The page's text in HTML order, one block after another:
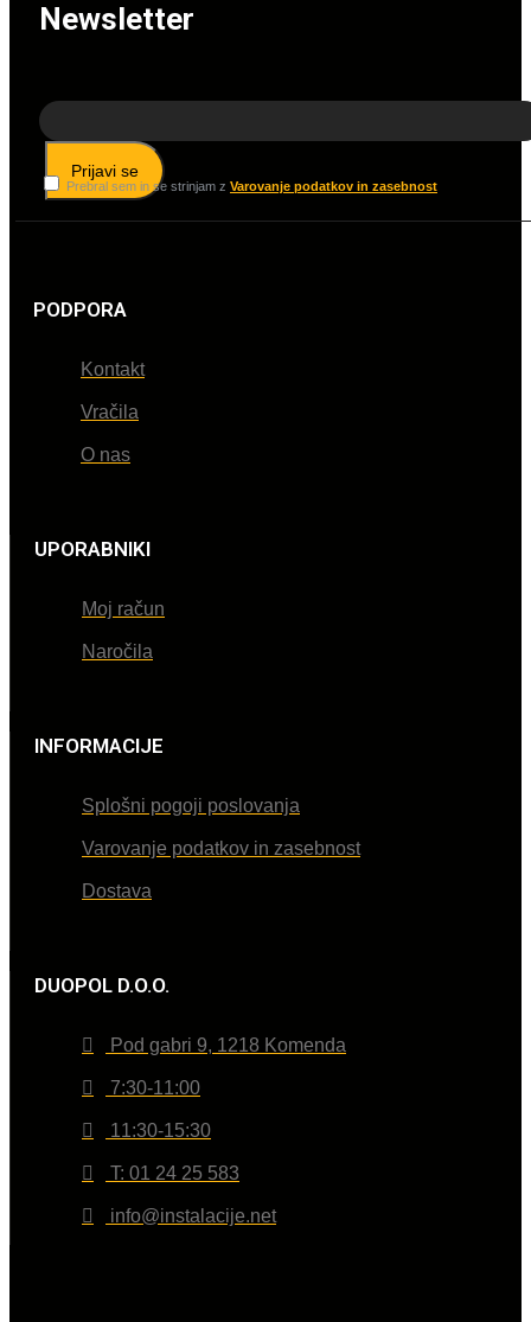
Newsletter
Prijavi se
Prebral sem in se strinjam z Varovanje podatkov in zasebnost
PODPORA
Kontakt
Vračila
O nas
UPORABNIKI
Moj račun
Naročila
INFORMACIJE
Splošni pogoji poslovanja
Varovanje podatkov in zasebnost
Dostava
DUOPOL D.O.O.
Pod gabri 9, 1218 Komenda
7:30-11:00
11:30-15:30
T: 01 24 25 583
info@instalacije.net